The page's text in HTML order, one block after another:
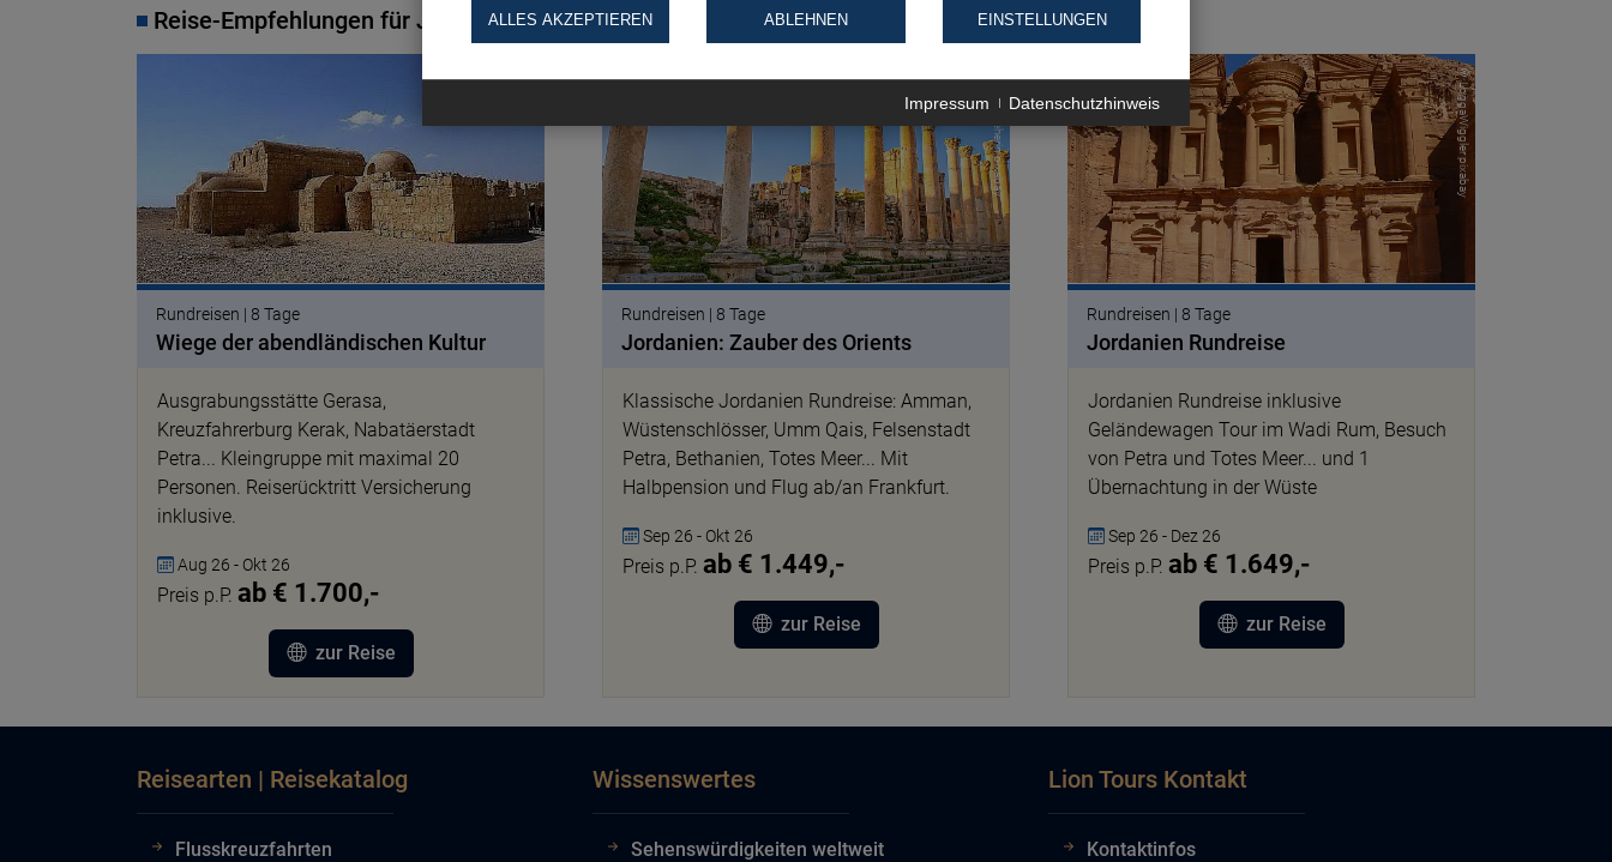
Reise-Empfehlungen für Jordanien
© pixabay
Rundreisen | 8 Tage
Wiege der abendländischen Kultur
Ausgrabungsstätte Gerasa,
Kreuzfahrerburg Kerak, Nabatäerstadt
Petra... Kleingruppe mit maximal 20
Personen. Reiserücktritt Versicherung
inklusive.
Aug 26 - Okt 26
Preis p.P. ab € 1.700,-
zur Reise
© ChiemSeherin pixabay
Rundreisen | 8 Tage
Jordanien: Zauber des Orients
Klassische Jordanien Rundreise: Amman,
Wüstenschlösser, Umm Qais, Felsenstadt
Petra, Bethanien, Totes Meer... Mit
Halbpension und Flug ab/an Frankfurt.
Sep 26 - Okt 26
Preis p.P. ab € 1.449,-
zur Reise
© LoggaWiggler pixabay
Rundreisen | 8 Tage
Jordanien Rundreise
Jordanien Rundreise inklusive
Geländewagen Tour im Wadi Rum, Besuch
von Petra und Totes Meer... und 1
Übernachtung in der Wüste
Sep 26 - Dez 26
Preis p.P. ab € 1.649,-
zur Reise
Reisearten | Reisekatalog
Flusskreuzfahrten
Wissenswertes
Sehenswürdigkeiten weltweit
Lion Tours Kontakt
Kontaktinfos
ALLES AKZEPTIEREN ABLEHNEN EINSTELLUNGEN
Impressum Datenschutzhinweis